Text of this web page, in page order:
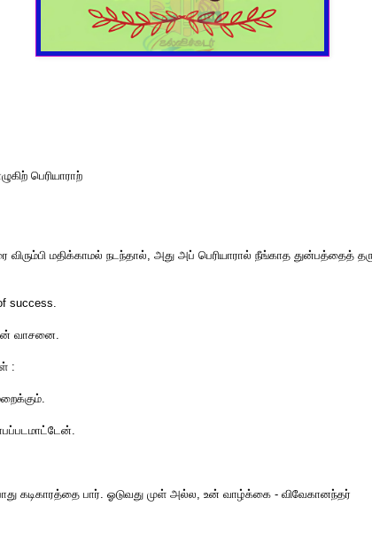
பெரியாராற்
விரும்பி மதிக்காமல் நடந்தால், அது அப் பெரியாரால் நீங்காத துன்பத்தைத்
success.
வாசனை.
:
கடிகாரத்தை பார். ஓடுவது முள் அல்ல, உன் வாழ்க்கை - விவேகானந்தர்